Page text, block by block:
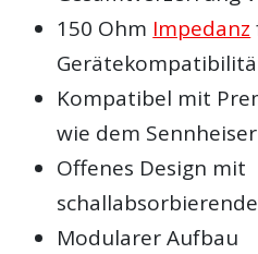
150 Ohm Impedanz
Kompatibel mit
wie dem
Offenes Design mit
Modularer Aufbau